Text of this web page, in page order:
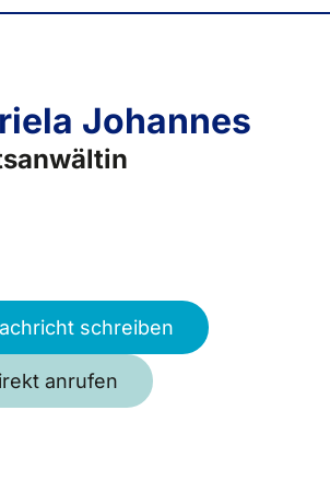
Johannes
schreiben
anrufen